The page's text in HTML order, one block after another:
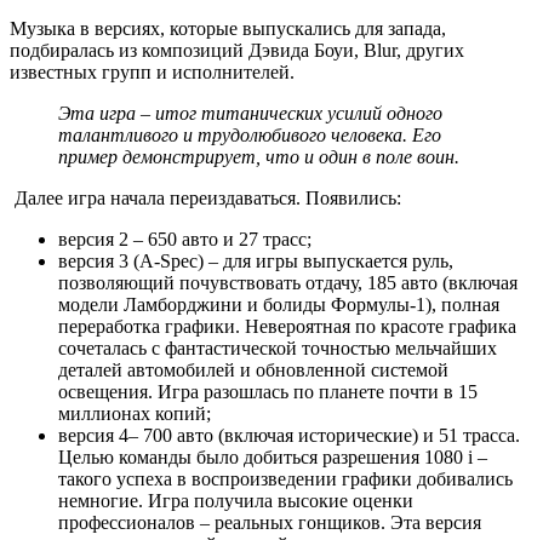
Музыка в версиях, которые выпускались для запада,
подбиралась из композиций Дэвида Боуи, Blur, других
известных групп и исполнителей.
Эта игра – итог титанических усилий одного
талантливого и трудолюбивого человека. Его
пример демонстрирует, что и один в поле воин.
Далее игра начала переиздаваться. Появились:
версия 2 – 650 авто и 27 трасс;
версия 3 (A-Spec) – для игры выпускается руль,
позволяющий почувствовать отдачу, 185 авто (включая
модели Ламборджини и болиды Формулы-1), полная
переработка графики. Невероятная по красоте графика
сочеталась с фантастической точностью мельчайших
деталей автомобилей и обновленной системой
освещения. Игра разошлась по планете почти в 15
миллионах копий;
версия 4– 700 авто (включая исторические) и 51 трасса.
Целью команды было добиться разрешения 1080 i –
такого успеха в воспроизведении графики добивались
немногие. Игра получила высокие оценки
профессионалов – реальных гонщиков. Эта версия